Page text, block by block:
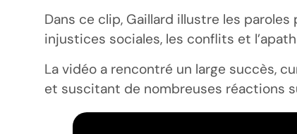
Dans ce clip, Gaillard illustre les
injustices sociales, les conflits et
La vidéo a rencontré un large succès,
et suscitant de nombreuses réactions